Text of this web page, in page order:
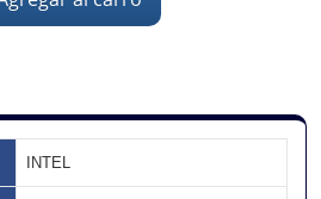
INTEL